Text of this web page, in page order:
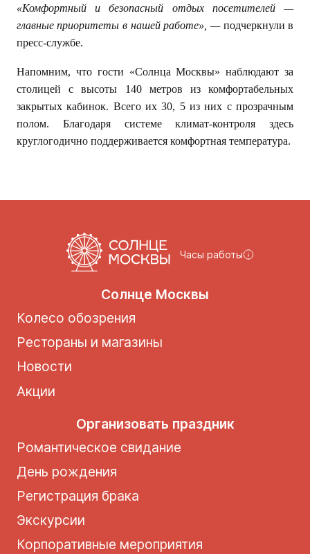
«Комфортный и безопасный отдых посетителей —
главные приоритеты в нашей работе», —подчеркнули в
пресс-службе.
Напомним, что гости «Солнца Москвы» наблюдают за
столицей с высоты 140 метров из комфортабельных
закрытых кабинок. Всего их 30, 5 из них с прозрачным
полом. Благодаря системе климат-контроля здесь
круглогодично поддерживается комфортная температура.
Часы работы
Солнце Москвы
Колесо обозрения
Рестораны и магазины
Новости
Акции
Организовать праздник
Романтическое свидание
День рождения
Регистрация брака
Экскурсии
Корпоративные мероприятия